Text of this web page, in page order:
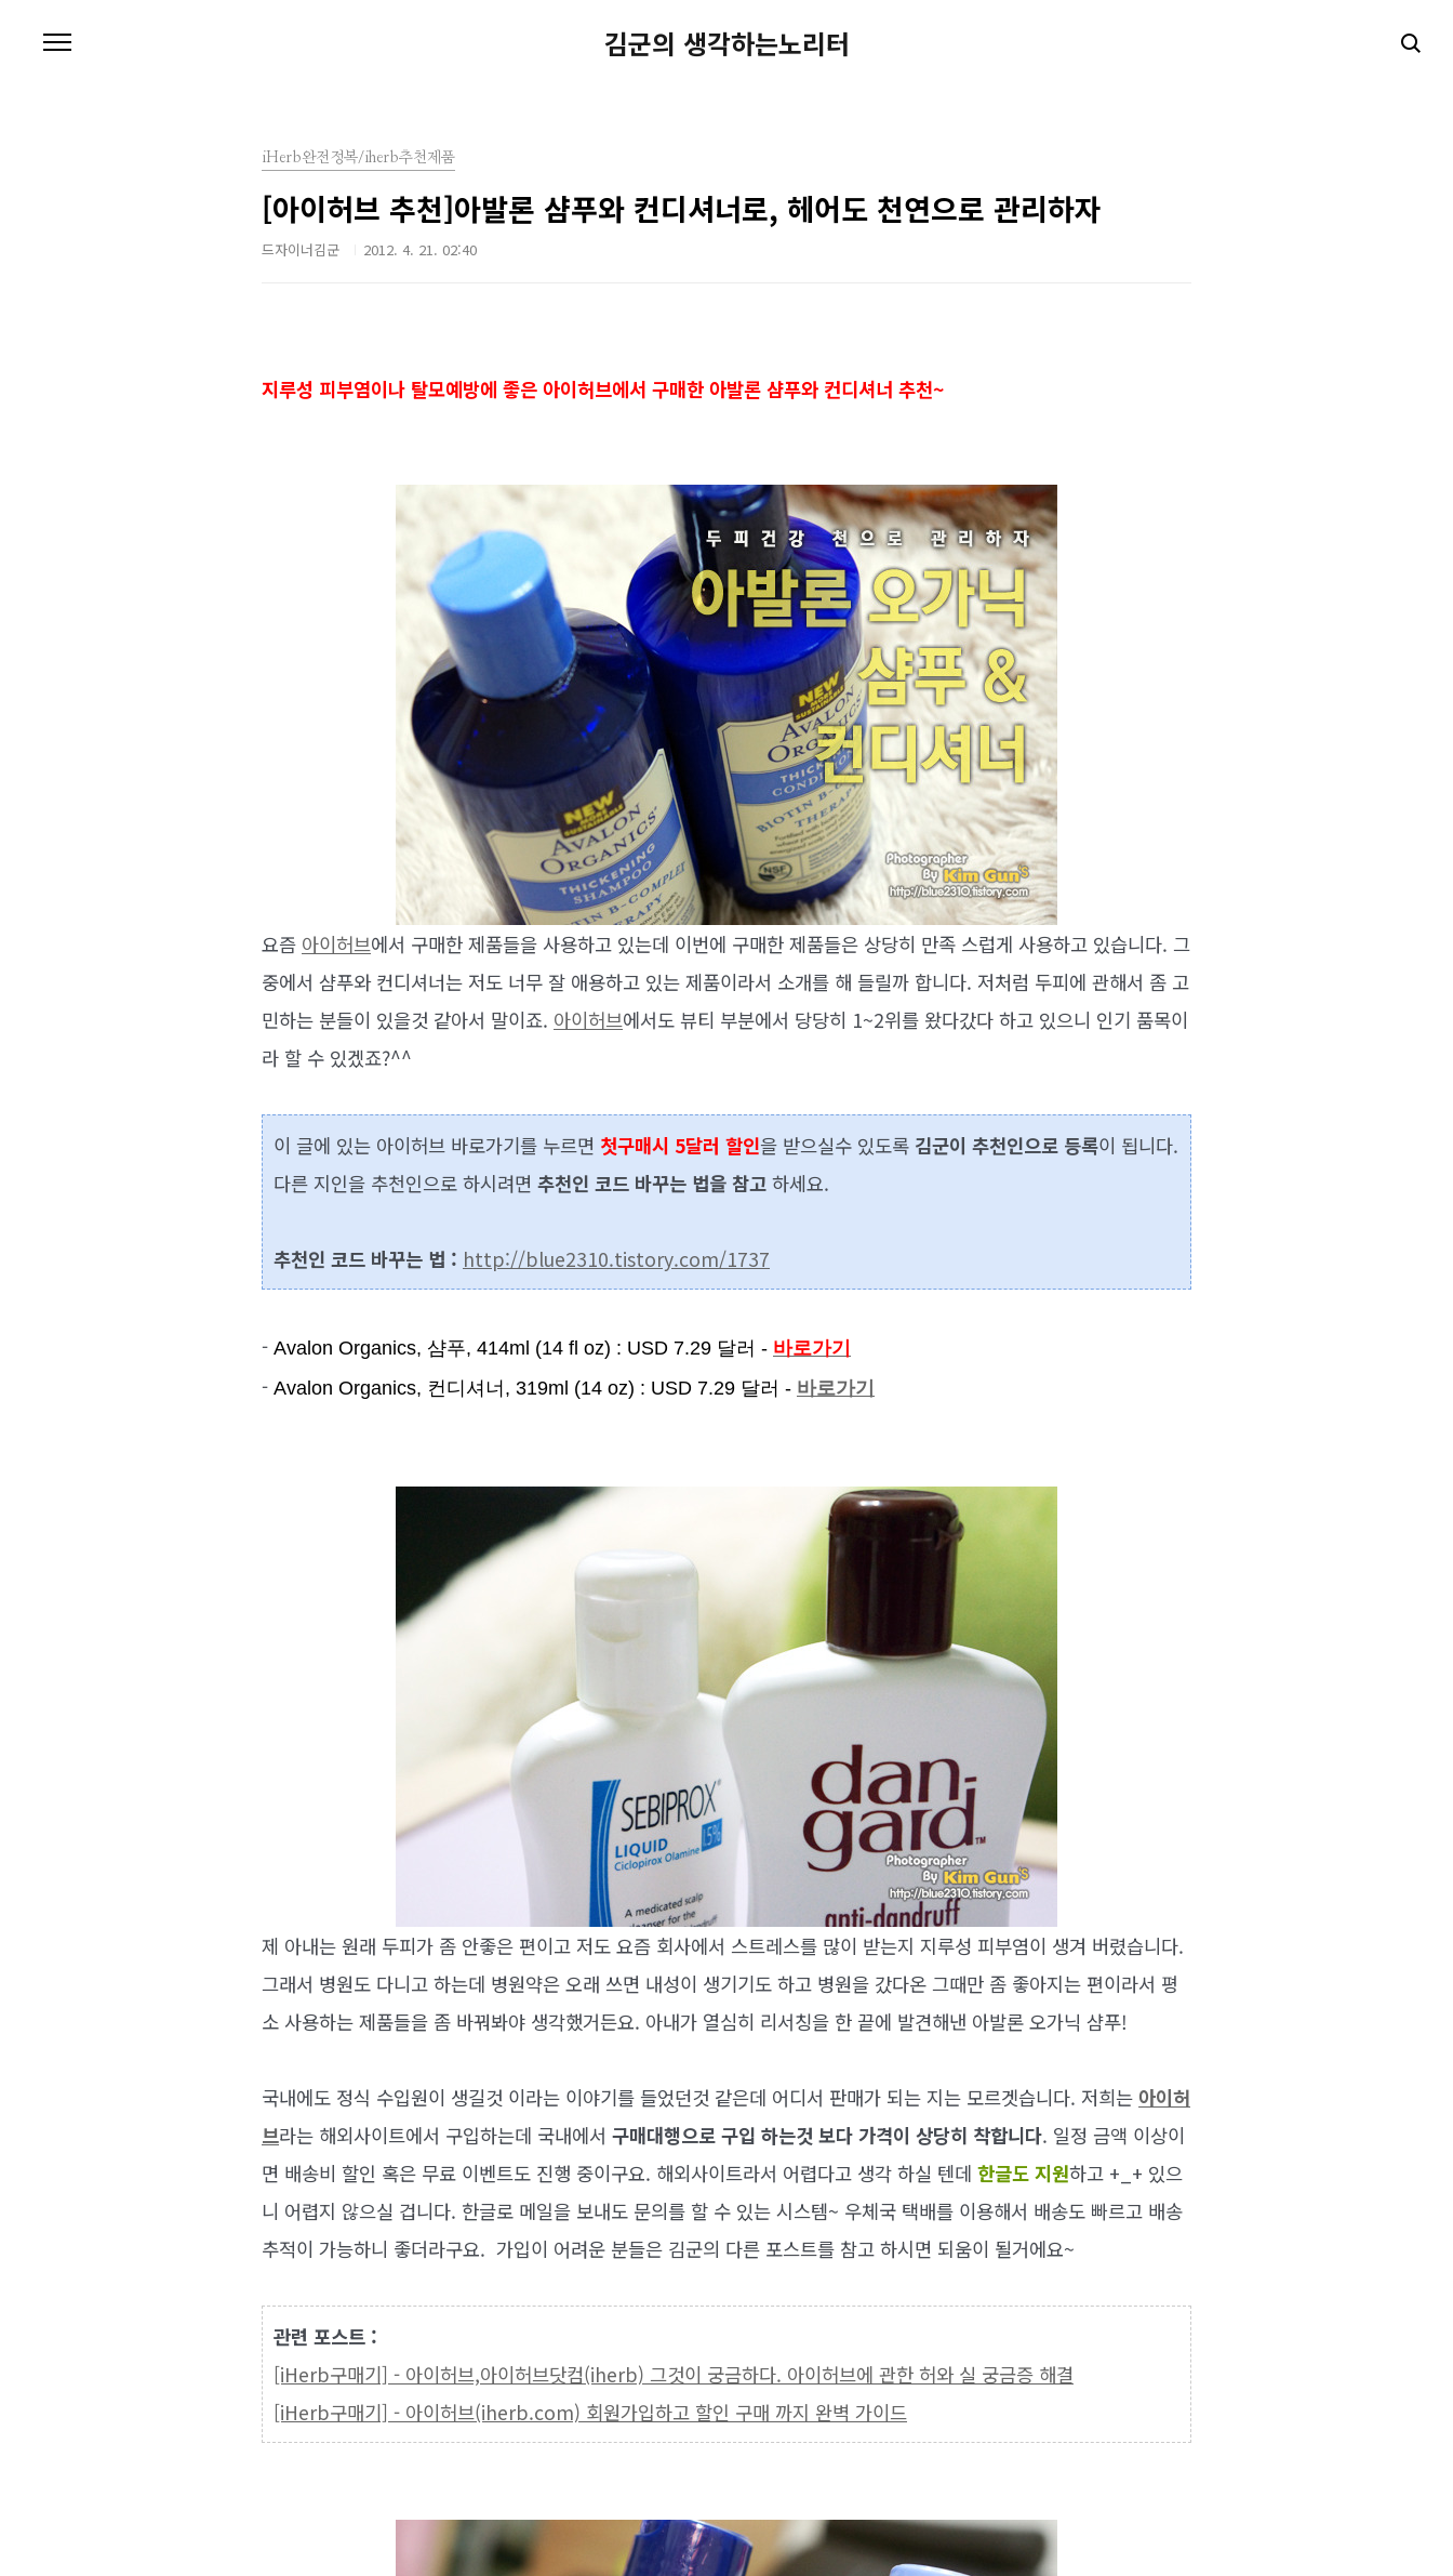
김군의 생각하는노리터
iHerb완전정복/iherb추천제품
[아이허브 추천]아발론 샴푸와 컨디셔너로, 헤어도 천연으로 관리하자
드자이너김군 2012. 4. 21. 02:40
지루성 피부염이나 탈모예방에 좋은 아이허브에서 구매한 아발론 샴푸와 컨디셔너 추천~
요즘 아이허브에서 구매한 제품들을 사용하고 있는데 이번에 구매한 제품들은 상당히 만족 스럽게 사용하고 있습니다. 그
중에서 샴푸와 컨디셔너는 저도 너무 잘 애용하고 있는 제품이라서 소개를 해 들릴까 합니다. 저처럼 두피에 관해서 좀 고
민하는 분들이 있을것 같아서 말이죠. 아이허브에서도 뷰티 부분에서 당당히 1~2위를 왔다갔다 하고 있으니 인기 품목이
라 할 수 있겠죠?^^
이 글에 있는 아이허브 바로가기를 누르면 첫구매시 5달러 할인을 받으실수 있도록 김군이 추천인으로 등록이 됩니다.
다른 지인을 추천인으로 하시려면 추천인 코드 바꾸는 법을 참고 하세요.
추천인 코드 바꾸는 법 : http://blue2310.tistory.com/1737
- Avalon Organics, 샴푸, 414ml (14 fl oz) : USD 7.29 달러 - 바로가기
- Avalon Organics, 컨디셔너, 319ml (14 oz) : USD 7.29 달러 - 바로가기
제 아내는 원래 두피가 좀 안좋은 편이고 저도 요즘 회사에서 스트레스를 많이 받는지 지루성 피부염이 생겨 버렸습니다.
그래서 병원도 다니고 하는데 병원약은 오래 쓰면 내성이 생기기도 하고 병원을 갔다온 그때만 좀 좋아지는 편이라서 평
소 사용하는 제품들을 좀 바꿔봐야 생각했거든요. 아내가 열심히 리서칭을 한 끝에 발견해낸 아발론 오가닉 샴푸!
국내에도 정식 수입원이 생길것 이라는 이야기를 들었던것 같은데 어디서 판매가 되는 지는 모르겟습니다. 저희는 아이허
브라는 해외사이트에서 구입하는데 국내에서 구매대행으로 구입 하는것 보다 가격이 상당히 착합니다. 일정 금액 이상이
면 배송비 할인 혹은 무료 이벤트도 진행 중이구요. 해외사이트라서 어렵다고 생각 하실 텐데 한글도 지원하고 +_+ 있으
니 어렵지 않으실 겁니다. 한글로 메일을 보내도 문의를 할 수 있는 시스템~ 우체국 택배를 이용해서 배송도 빠르고 배송
추적이 가능하니 좋더라구요. 가입이 어려운 분들은 김군의 다른 포스트를 참고 하시면 되움이 될거에요~
관련 포스트 :
[iHerb구매기] - 아이허브,아이허브닷컴(iherb) 그것이 궁금하다. 아이허브에 관한 허와 실 궁금증 해결
[iHerb구매기] - 아이허브(iherb.com) 회원가입하고 할인 구매 까지 완벽 가이드